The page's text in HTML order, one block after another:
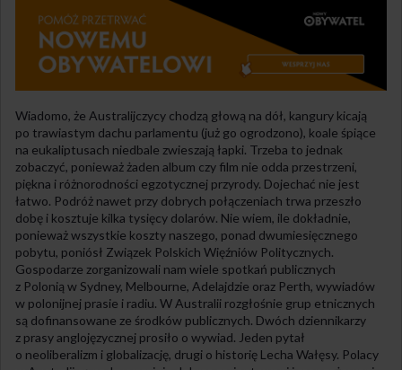
Wiadomo, że Australijczycy chodzą głową na dół, kangury kicają
po trawiastym dachu parlamentu (już go ogrodzono), koale śpiące
na eukaliptusach niedbale zwieszają łapki. Trzeba to jednak
zobaczyć, ponieważ żaden album czy film nie odda przestrzeni,
piękna i różnorodności egzotycznej przyrody. Dojechać nie jest
łatwo. Podróż nawet przy dobrych połączeniach trwa przeszło
dobę i kosztuje kilka tysięcy dolarów. Nie wiem, ile dokładnie,
ponieważ wszystkie koszty naszego, ponad dwumiesięcznego
pobytu, poniósł Związek Polskich Więźniów Politycznych.
Gospodarze zorganizowali nam wiele spotkań publicznych
z Polonią w Sydney, Melbourne, Adelajdzie oraz Perth, wywiadów
w polonijnej prasie i radiu. W Australii rozgłośnie grup etnicznych
są dofinansowane ze środków publicznych. Dwóch dziennikarzy
z prasy anglojęzycznej prosiło o wywiad. Jeden pytał
o neoliberalizm i globalizację, drugi o historię Lecha Wałęsy. Polacy